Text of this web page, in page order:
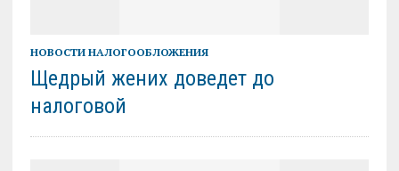
НОВОСТИ НАЛОГООБЛОЖЕНИЯ
Щедрый жених доведет до
налоговой